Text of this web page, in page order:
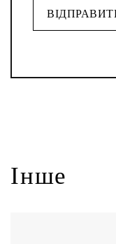
Інше